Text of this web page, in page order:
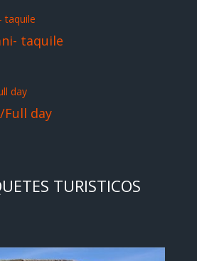
taquile
Full day
TURISTICOS